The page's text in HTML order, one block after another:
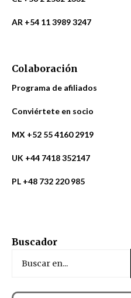
AR +54 11 3989 3247
Colaboración
Programa de afiliados
Conviértete en socio
MX +52 55 4160 2919
UK +44 7418 352147
PL +48 732 220 985
Buscador